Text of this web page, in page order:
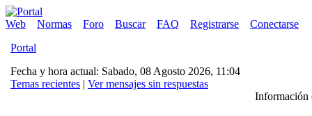
Web Normas Foro Buscar FAQ Registrarse
Conectarse
Portal
Fecha y hora actual: Sabado, 08 Agosto 2026, 11:04
Temas recientes | Ver mensajes sin respuestas
Información